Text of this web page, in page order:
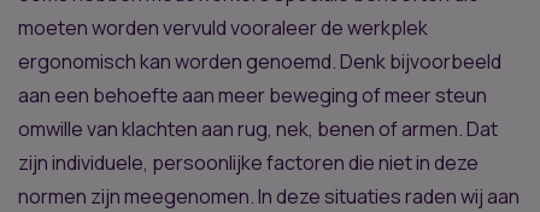
moeten worden vervuld vooraleer de werkplek
ergonomisch kan worden genoemd. Denk bijvoorbeeld
aan een behoefte aan meer beweging of meer steun
omwille van klachten aan rug, nek, benen of armen. Dat
zijn individuele, persoonlijke factoren die niet in deze
normen zijn meegenomen. In deze situaties raden wij aan